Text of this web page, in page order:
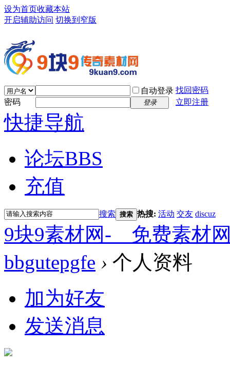
设为首页收藏本站
开启辅助访问 切换到窄版
自动登录 找回密码
密码
登录 立即注册
快捷导航
论坛BBS
充值
搜索 搜索 热搜: 活动 交友 discuz
9块9素材网-＿免费素材
bbgutepgfe › 个人资料
加为好友
发送消息